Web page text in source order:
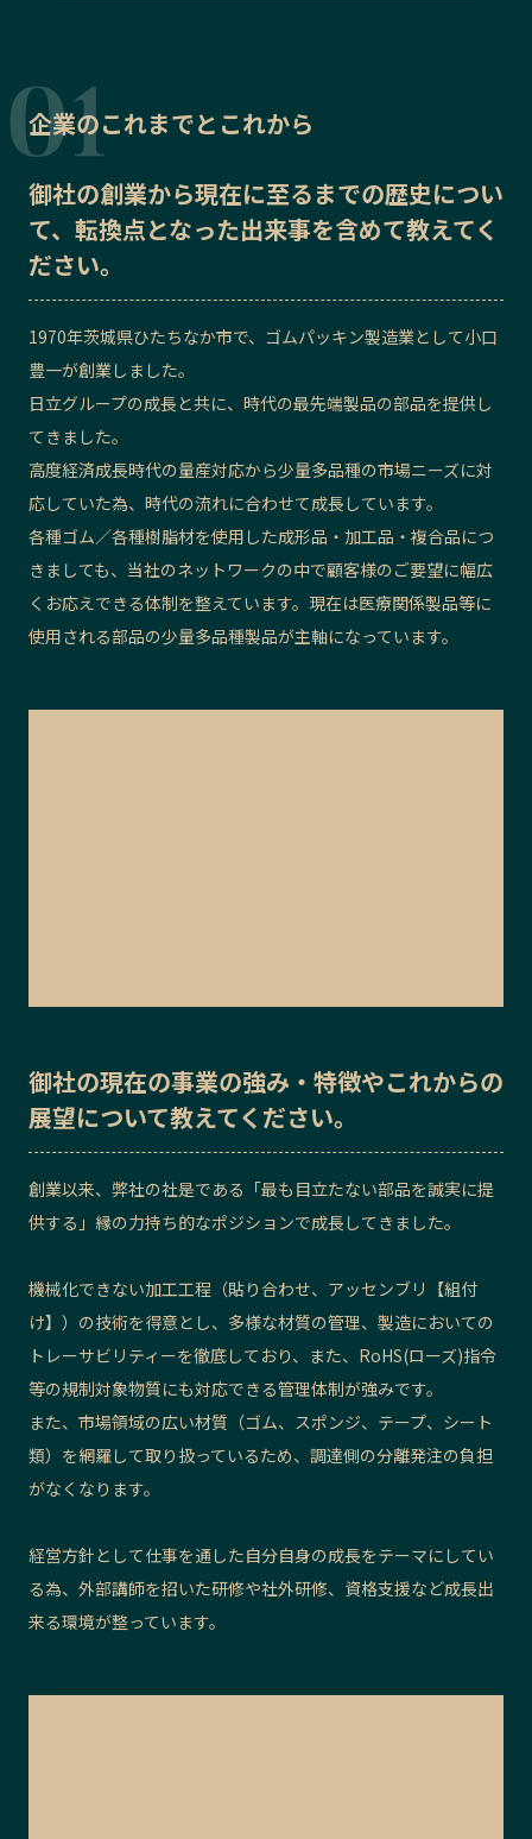
地域豆知識
Sporkle
「人」から探す
記事ライター
企業のこれまでとこれから
御社の創業から現在に至るまでの歴史につい
て、転換点となった出来事を含めて教えてく
ださい。
1970年茨城県ひたちなか市で、ゴムパッキン製造業として小口
豊一が創業しました。
日立グループの成長と共に、時代の最先端製品の部品を提供し
てきました。
高度経済成長時代の量産対応から少量多品種の市場ニーズに対
応していた為、時代の流れに合わせて成長しています。
各種ゴム／各種樹脂材を使用した成形品・加工品・複合品につ
きましても、当社のネットワークの中で顧客様のご要望に幅広
くお応えできる体制を整えています。現在は医療関係製品等に
使用される部品の少量多品種製品が主軸になっています。
御社の現在の事業の強み・特徴やこれからの
展望について教えてください。
創業以来、弊社の社是である「最も目立たない部品を誠実に提
供する」縁の力持ち的なポジションで成長してきました。
機械化できない加工工程（貼り合わせ、アッセンブリ【組付
け】）の技術を得意とし、多様な材質の管理、製造においての
トレーサビリティーを徹底しており、また、RoHS(ローズ)指令
等の規制対象物質にも対応できる管理体制が強みです。
また、市場領域の広い材質（ゴム、スポンジ、テープ、シート
類）を網羅して取り扱っているため、調達側の分離発注の負担
がなくなります。
経営方針として仕事を通した自分自身の成長をテーマにしてい
る為、外部講師を招いた研修や社外研修、資格支援など成長出
来る環境が整っています。